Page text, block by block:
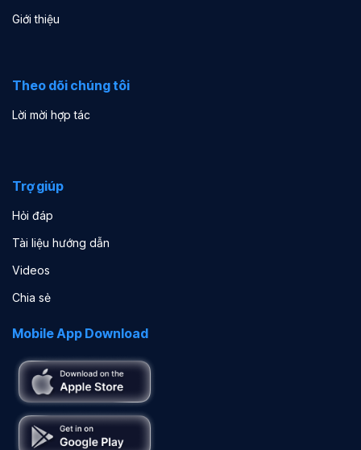
Giới thiệu
Theo dõi chúng tôi
Lời mời hợp tác
Trợ giúp
Hỏi đáp
Tài liệu hướng dẫn
Videos
Chia sẻ
Mobile App Download